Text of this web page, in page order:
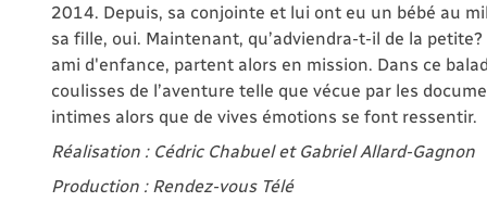
2014. Depuis, sa conjointe et lui ont eu un bébé au
sa fille, oui. Maintenant, qu’adviendra-t-il de la petite?
ami d'enfance, partent alors en mission. Dans ce
coulisses de l’aventure telle que vécue par les
intimes alors que de vives émotions se font ressentir.
Réalisation : Cédric Chabuel et Gabriel Allard-Gagnon
Production : Rendez-vous Télé